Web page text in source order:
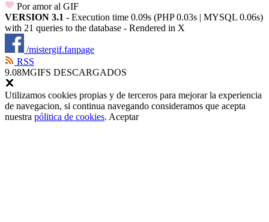
Por amor al GIF
VERSION 3.1 - Execution time 0.09s (PHP 0.03s | MYSQL 0.06s)
with 21 queries to the database - Rendered in X
/mistergif.fanpage
RSS
9.08MGIFS DESCARGADOS
Utilizamos cookies propias y de terceros para mejorar la experiencia
de navegacion, si continua navegando consideramos que acepta
nuestra pólitica de cookies. Aceptar